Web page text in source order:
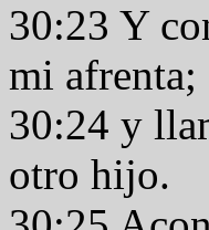
30:23 Y
mi afrenta;
30:24 y
otro hijo.